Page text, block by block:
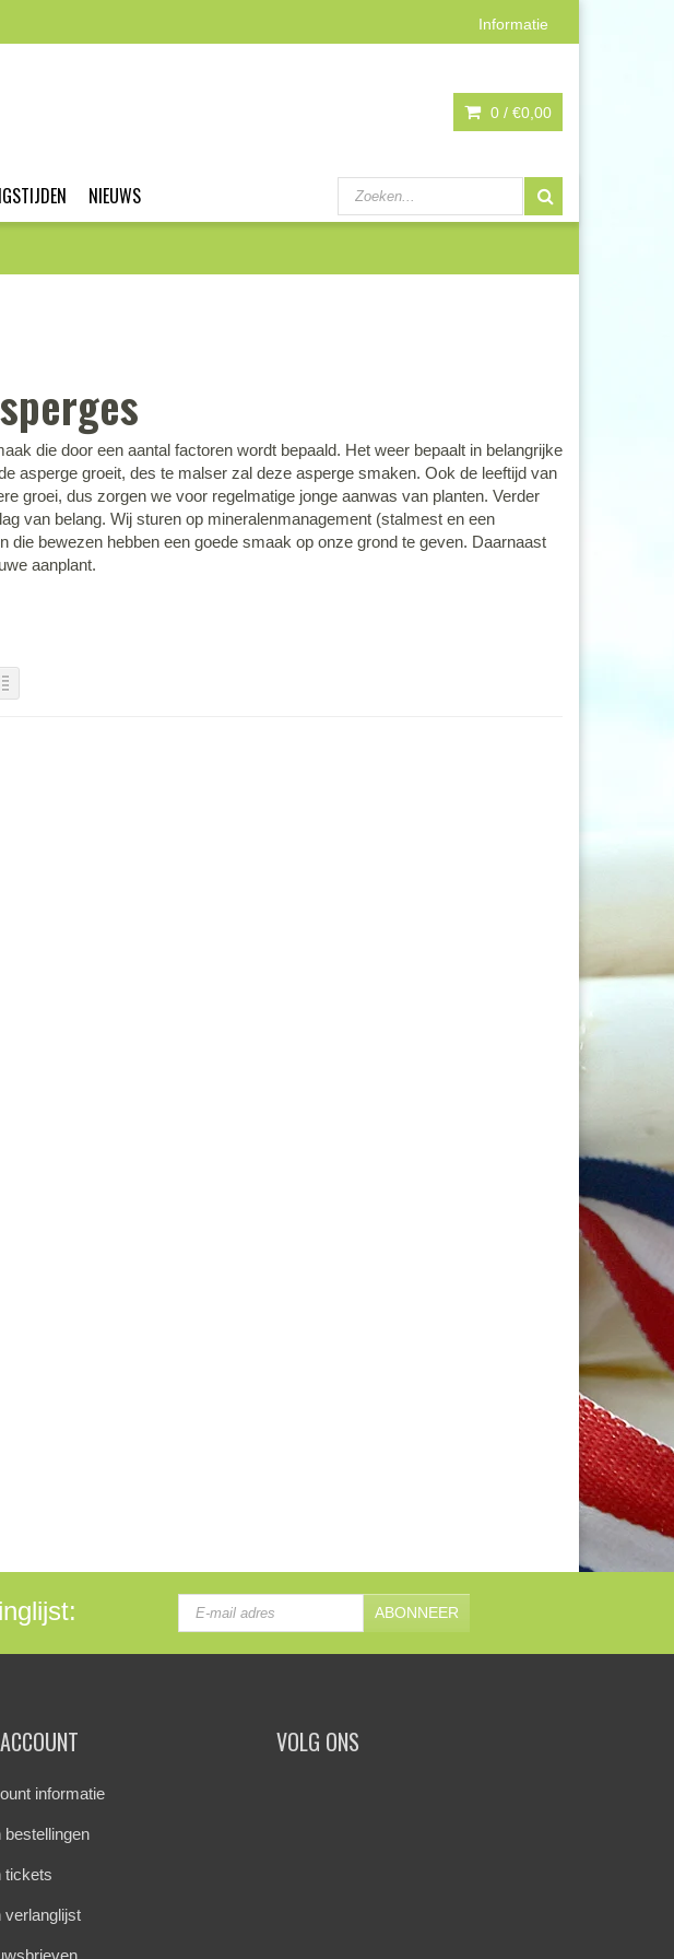
Informatie
0 / €0,00
NIEUWS
die door een aantal factoren wordt bepaald. Het weer bepaalt in belangrijke
asperge groeit, des te malser zal deze asperge smaken. Ook de leeftijd van
groei, dus zorgen we voor regelmatige jonge aanwas van planten. Verder
van belang. Wij sturen op mineralenmanagement (stalmest en een
die bewezen hebben een goede smaak op onze grond te geven. Daarnaast
aanplant.
ABONNEER
informatie
bestellingen
tickets
verlanglijst
VOLG ONS